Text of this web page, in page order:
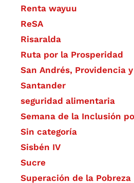
Renta wayuu
ReSA
Risaralda
Ruta por la Prosperidad
San Andrés, Providencia
Santander
seguridad alimentaria
Semana de la Inclusión
Sin categoría
Sisbén IV
Sucre
Superación de la Pobreza